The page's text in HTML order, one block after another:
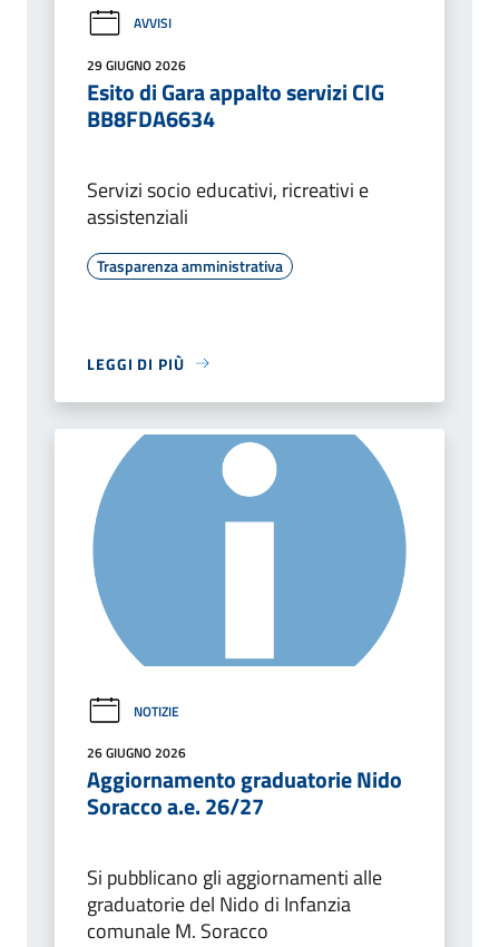
AVVISI
29 GIUGNO 2026
Esito di Gara appalto servizi CIG
BB8FDA6634
Servizi socio educativi, ricreativi e
assistenziali
Trasparenza amministrativa
LEGGI DI PIÙ
NOTIZIE
26 GIUGNO 2026
Aggiornamento graduatorie Nido
Soracco a.e. 26/27
Si pubblicano gli aggiornamenti alle
graduatorie del Nido di Infanzia
comunale M. Soracco